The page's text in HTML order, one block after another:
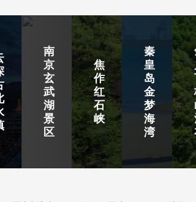
南
京
玄
武
湖
景
区
焦
作
红
石
峡
秦
皇
岛
金
梦
海
湾